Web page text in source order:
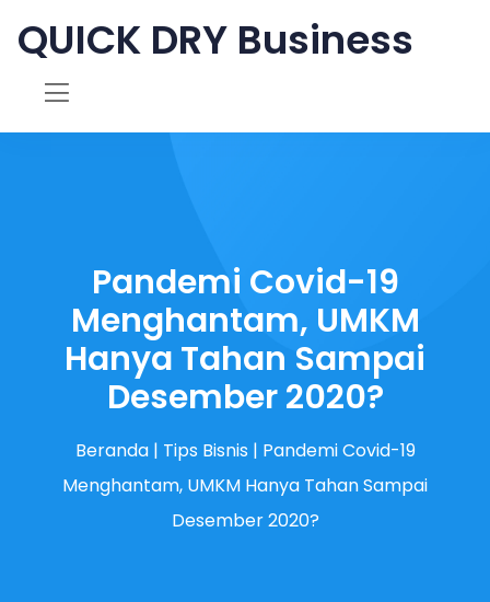
QUICK DRY Business
Pandemi Covid-19
Menghantam, UMKM
Hanya Tahan Sampai
Desember 2020?
Beranda| Tips Bisnis | Pandemi Covid-19
Menghantam, UMKM Hanya Tahan Sampai
Desember 2020?